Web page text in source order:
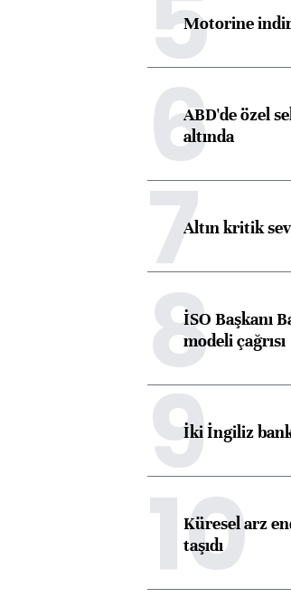
Motorine
6ABD'de özel
altında
7Altın kritik
8İSO Başkanı
modeli çağrısı
9İki İngiliz
10
Küresel arz
taşıdı